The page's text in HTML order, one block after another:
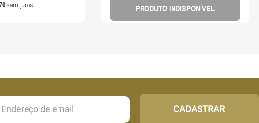
76sem juros PRODUTO INDISPONÍVEL
CADASTRAR